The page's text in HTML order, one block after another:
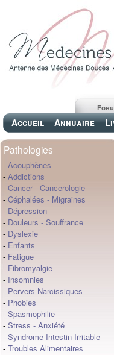
Accueil Annuaire
Pathologies
- Acouphènes
- Addictions
- Cancer - Cancerologie
- Céphalées - Migraines
- Dépression
- Douleurs - Souffrance
- Dyslexie
- Enfants
- Fatigue
- Fibromyalgie
- Insomnies
- Pervers Narcissiques
- Phobies
- Spasmophilie
- Stress - Anxiété
- Syndrome Intestin Irritable
- Troubles Alimentaires